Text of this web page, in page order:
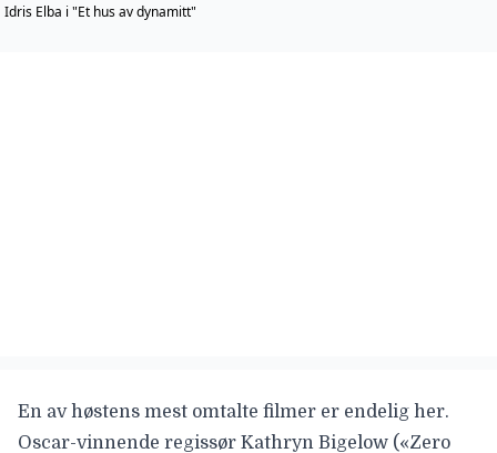
Idris Elba i "Et hus av dynamitt"
En av høstens mest omtalte filmer er endelig her.
Oscar-vinnende regissør Kathryn Bigelow («Zero